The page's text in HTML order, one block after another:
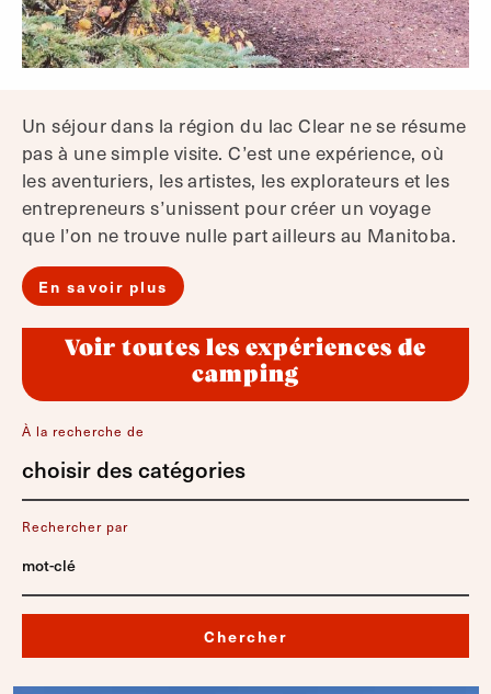
Un séjour dans la région du lac Clear ne se résume
pas à une simple visite. C’est une expérience, où
les aventuriers, les artistes, les explorateurs et les
entrepreneurs s’unissent pour créer un voyage
que l’on ne trouve nulle part ailleurs au Manitoba.
En savoir plus
Voir toutes les expériences de
camping
À la recherche de
choisir des catégories
Rechercher par
Chercher